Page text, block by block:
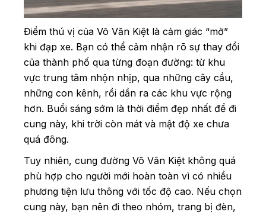
Điểm thú vị của Võ Văn Kiệt là cảm giác “mở”
khi đạp xe. Bạn có thể cảm nhận rõ sự thay đổi
của thành phố qua từng đoạn đường: từ khu
vực trung tâm nhộn nhịp, qua những cây cầu,
những con kênh, rồi dần ra các khu vực rộng
hơn. Buổi sáng sớm là thời điểm đẹp nhất để đi
cung này, khi trời còn mát và mật độ xe chưa
quá đông.
Tuy nhiên, cung đường Võ Văn Kiệt không quá
phù hợp cho người mới hoàn toàn vì có nhiều
phương tiện lưu thông với tốc độ cao. Nếu chọn
cung này, bạn nên đi theo nhóm, trang bị đèn,